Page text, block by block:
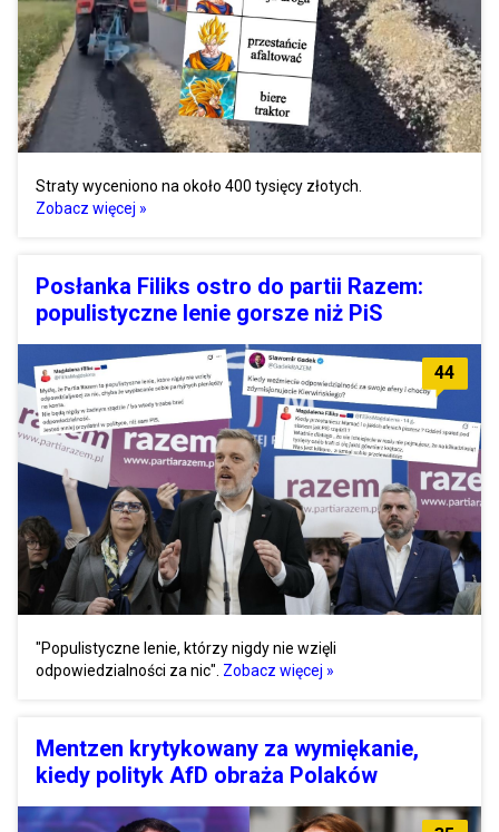
Straty wyceniono na około 400 tysięcy złotych.
Zobacz więcej »
Posłanka Filiks ostro do partii Razem:
populistyczne lenie gorsze niż PiS
44
"Populistyczne lenie, którzy nigdy nie wzięli
odpowiedzialności za nic". Zobacz więcej »
Mentzen krytykowany za wymiękanie,
kiedy polityk AfD obraża Polaków